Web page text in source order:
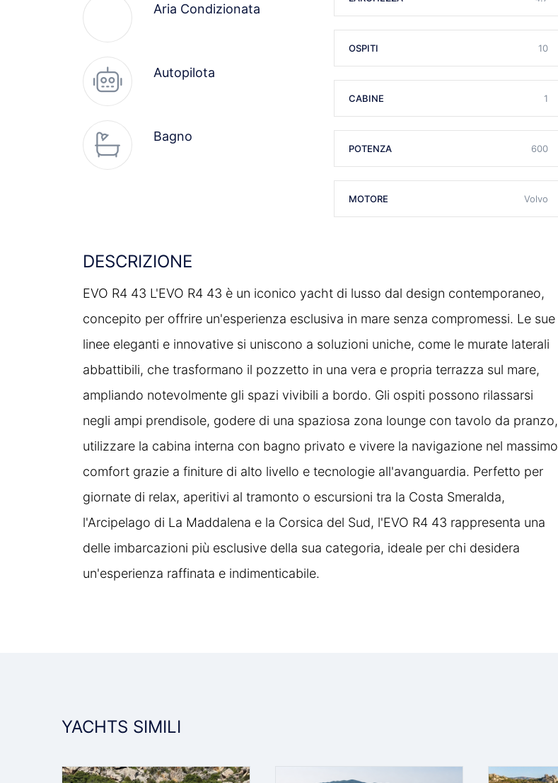
Aria Condizionata
Autopilota
Bagno
Bussola
Cucina
Doccia Acqua Dolce
Ecoscadaglio
Frigorifero
Generatore 220v
Passerella
OSPITI 10
CABINE 1
POTENZA 600
MOTORE Volvo
DESCRIZIONE
EVO R4 43 L'EVO R4 43 è un iconico yacht di lusso dal design contemporaneo,
concepito per offrire un'esperienza esclusiva in mare senza compromessi. Le sue
linee eleganti e innovative si uniscono a soluzioni uniche, come le murate laterali
abbattibili, che trasformano il pozzetto in una vera e propria terrazza sul mare,
ampliando notevolmente gli spazi vivibili a bordo. Gli ospiti possono rilassarsi
negli ampi prendisole, godere di una spaziosa zona lounge con tavolo da pranzo,
utilizzare la cabina interna con bagno privato e vivere la navigazione nel massimo
comfort grazie a finiture di alto livello e tecnologie all'avanguardia. Perfetto per
giornate di relax, aperitivi al tramonto o escursioni tra la Costa Smeralda,
l'Arcipelago di La Maddalena e la Corsica del Sud, l'EVO R4 43 rappresenta una
delle imbarcazioni più esclusive della sua categoria, ideale per chi desidera
un'esperienza raffinata e indimenticabile.
YACHTS SIMILI